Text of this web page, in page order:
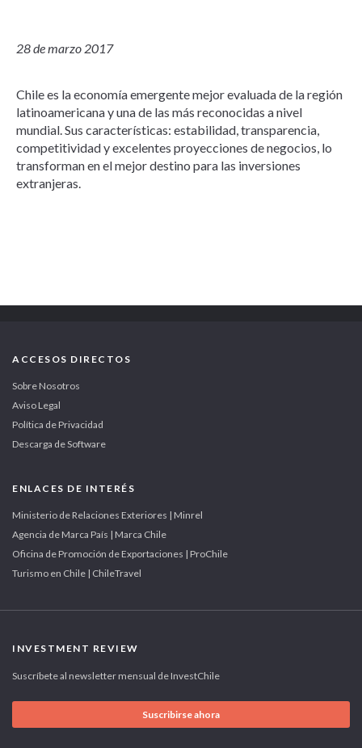
28 de marzo 2017
Chile es la economía emergente mejor evaluada de la región
latinoamericana y una de las más reconocidas a nivel
mundial. Sus características: estabilidad, transparencia,
competitividad y excelentes proyecciones de negocios, lo
transforman en el mejor destino para las inversiones
extranjeras.
ACCESOS DIRECTOS
Sobre Nosotros
Aviso Legal
Política de Privacidad
Descarga de Software
ENLACES DE INTERÉS
Ministerio de Relaciones Exteriores | Minrel
Agencia de Marca País | Marca Chile
Oficina de Promoción de Exportaciones | ProChile
Turismo en Chile | ChileTravel
INVESTMENT REVIEW
Suscríbete al newsletter mensual de InvestChile
Suscribirse ahora